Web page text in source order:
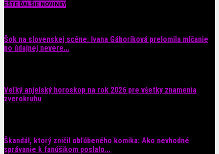
EŠTE ĎALŠIE NOVINKY
Šok na slovenskej scéne: Ivana Gáboríková prelomila mlčanie
po údajnej nevere...
Veľký anjelský horoskop na rok 2026 pre všetky znamenia
zverokruhu
Škandál, ktorý zničil obľúbeného komika: Ako nevhodné
správanie k fanúšikom poslalo...